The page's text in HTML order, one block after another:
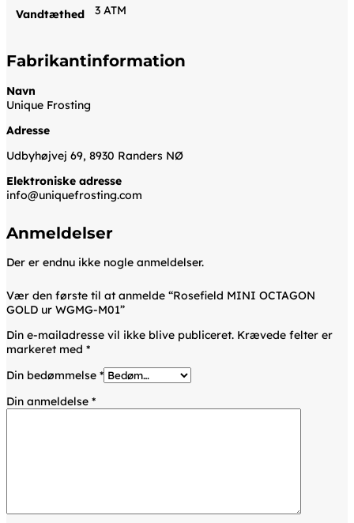
Vandtæthed 3 ATM
Fabrikantinformation
Navn
Unique Frosting
Adresse
Udbyhøjvej 69, 8930 Randers NØ
Elektroniske adresse
info@uniquefrosting.com
Anmeldelser
Der er endnu ikke nogle anmeldelser.
Vær den første til at anmelde “Rosefield MINI OCTAGON
GOLD ur WGMG-M01”
Din e-mailadresse vil ikke blive publiceret. Krævede felter er
markeret med *
Din bedømmelse *
Din anmeldelse *